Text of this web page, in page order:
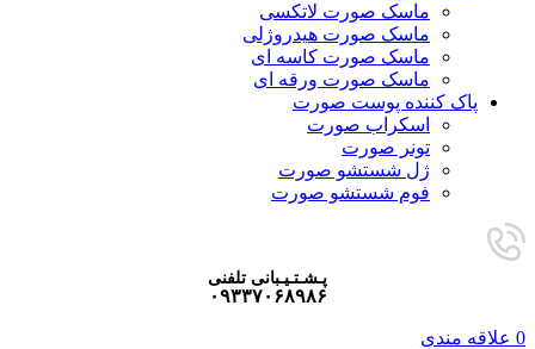
ماسک صورت لاتکسی
ماسک صورت هیدروژلی
ماسک صورت کاسه ای
ماسک صورت ورقه ای
پاک کننده پوست صورت
اسکراب صورت
تونر صورت
ژل شستشو صورت
فوم شستشو صورت
پـشـتـیـبانی تلفنی
۰۹۳۳۷۰۶۸۹۸۶
0 علاقه مندی